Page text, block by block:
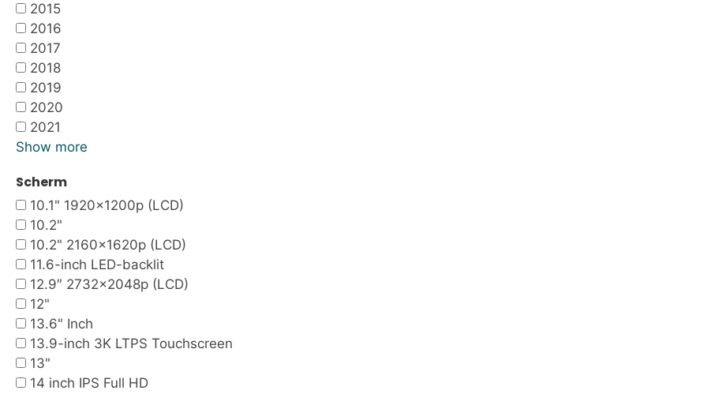
2015
2016
2017
2018
2019
2020
2021
Show more
Scherm
10.1" 1920x1200p (LCD)
10.2"
10.2" 2160x1620p (LCD)
11.6-inch LED-backlit
12.9″ 2732×2048p (LCD)
12"
13.6" Inch
13.9-inch 3K LTPS Touchscreen
13"
14 inch IPS Full HD